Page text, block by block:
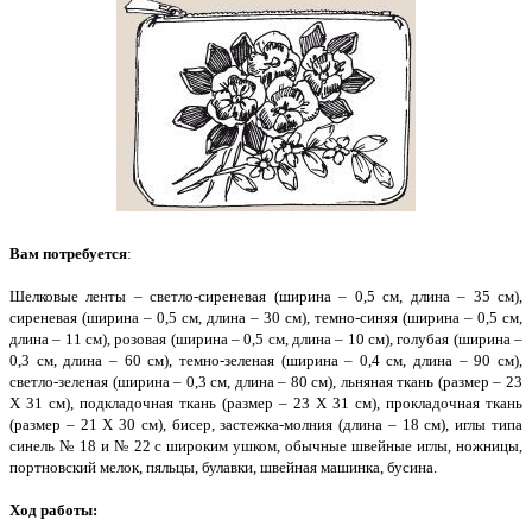
Вам потребуется:
Шелковые ленты – светло-сиреневая (ширина – 0,5 см, длина – 35 см),
сиреневая (ширина – 0,5 см, длина – 30 см), темно-синяя (ширина – 0,5 см,
длина – 11 см), розовая (ширина – 0,5 см, длина – 10 см), голубая (ширина –
0,3 см, длина – 60 см), темно-зеленая (ширина – 0,4 см, длина – 90 см),
светло-зеленая (ширина – 0,3 см, длина – 80 см), льняная ткань (размер – 23
Х 31 см), подкладочная ткань (размер – 23 Х 31 см), прокладочная ткань
(размер – 21 Х 30 см), бисер, застежка-молния (длина – 18 см), иглы типа
синель № 18 и № 22 с широким ушком, обычные швейные иглы, ножницы,
портновский мелок, пяльцы, булавки, швейная машинка, бусина.
Ход работы: